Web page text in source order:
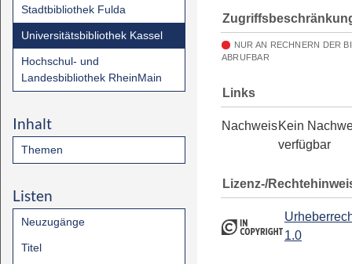
Stadtbibliothek Fulda
Universitätsbibliothek Kassel
Hochschul- und
Landesbibliothek RheinMain
Inhalt
Themen
Listen
Neuzugänge
Titel
NUR AN RECHNERN DER
ABRUFBAR
Links
NachweisKein
verfügbar
Lizenz-/
1.0